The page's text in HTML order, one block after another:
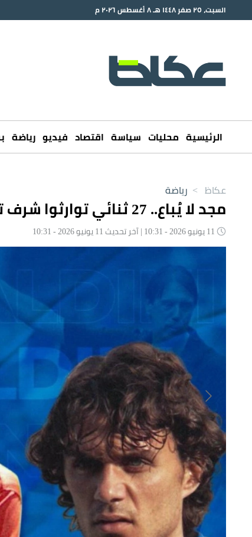
السبت، ٢٥ صفر ١٤٤٨ هـ ٨ أغسطس ٢٠٢٦ م
الرئيسية محليات سياسة اقتصاد فيديو رياضة
عكاظ > رياضة
مجد لا يُباع.. 27 ثنائي توارثوا شرف تمثيل الوطن بكأس العالم